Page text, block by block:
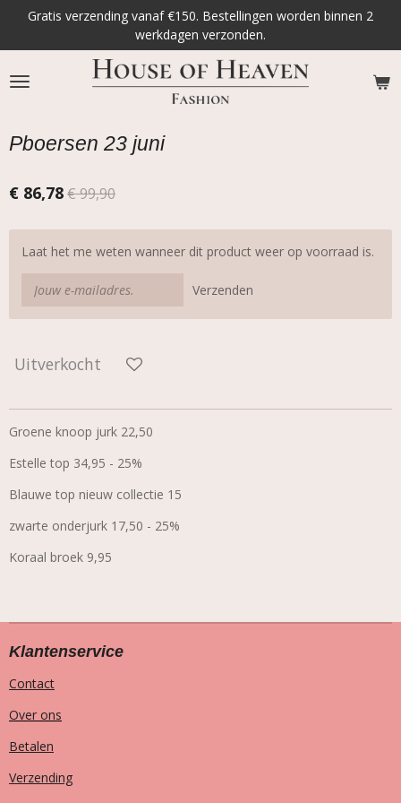
naar
de
hoofdinhoud
Gratis verzending vanaf €150. Bestellingen worden binnen 2
werkdagen verzonden.
Pboersen 23 juni
€ 86,78€ 99,90
Laat het me weten wanneer dit product weer op voorraad is.
Verzenden
Uitverkocht
Groene knoop jurk 22,50
Estelle top 34,95 - 25%
Blauwe top nieuw collectie 15
zwarte onderjurk 17,50 - 25%
Koraal broek 9,95
Klantenservice
Contact
Over ons
Betalen
Verzending